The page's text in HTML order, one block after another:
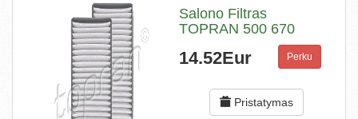
Salono Filtras
TOPRAN 500 670
14.52Eur Perku
Pristatymas